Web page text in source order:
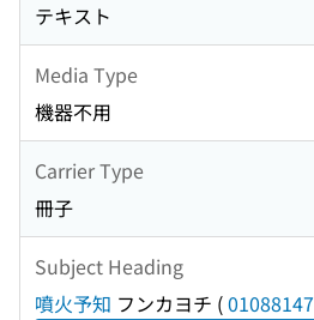
テキスト
Media Type
機器不用
Carrier Type
冊子
Subject Heading
噴火予知 フンカヨチ (01088147